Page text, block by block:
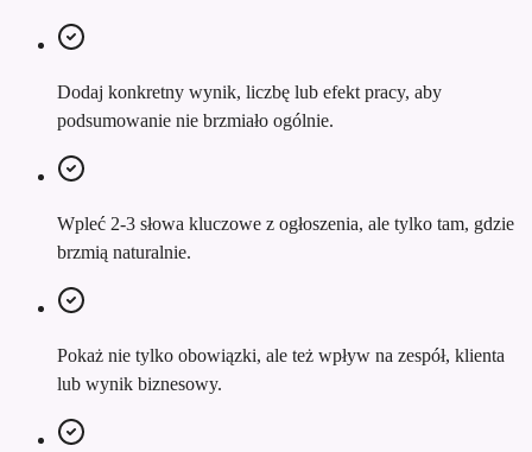
Dodaj konkretny wynik, liczbę lub efekt pracy, aby
podsumowanie nie brzmiało ogólnie.
Wpleć 2-3 słowa kluczowe z ogłoszenia, ale tylko tam, gdzie
brzmią naturalnie.
Pokaż nie tylko obowiązki, ale też wpływ na zespół, klienta
lub wynik biznesowy.